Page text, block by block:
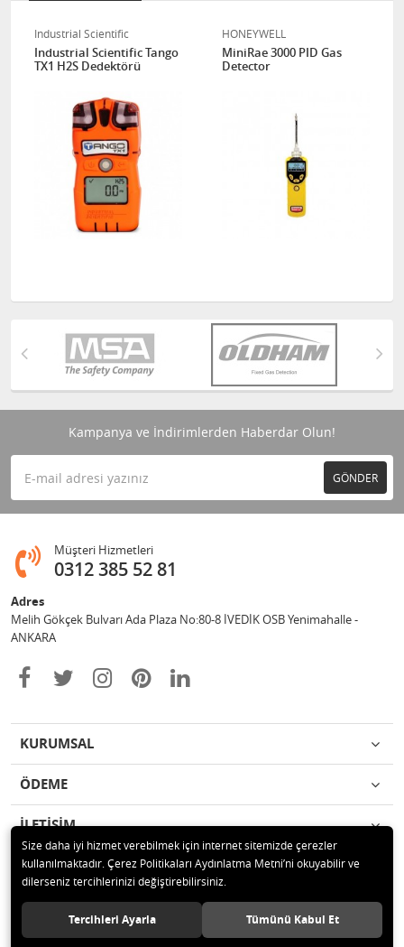
Industrial Scientific
Industrial Scientific Tango
TX1 H2S Dedektörü
HONEYWELL
MiniRae 3000 PID Gas
Detector
Kampanya ve İndirimlerden Haberdar Olun!
GÖNDER
Müşteri Hizmetleri
0312 385 52 81
Adres
Melih Gökçek Bulvarı Ada Plaza No:80-8 İVEDİK OSB Yenimahalle -
ANKARA
KURUMSAL
ÖDEME
İLETİŞİM
© 2020 ESA ÖLÇÜM VE TEST CİHAZLARI ELEKTRONİK SAN TİC LTD ŞTİ
Tüm hakları saklıdır.
Size daha iyi hizmet verebilmek için internet sitemizde çerezler
kullanılmaktadır. Çerez Politikaları Aydınlatma Metni’ni okuyabilir ve
dilerseniz tercihlerinizi değiştirebilirsiniz.
Tercihleri Ayarla Tümünü Kabul Et